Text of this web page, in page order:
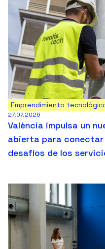
Emprendimiento
27.07.2026
València impulsa un
abierta para
desafíos de los